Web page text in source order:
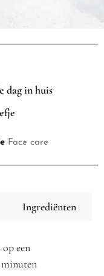
dag in huis
Face care
Ingrediënten
een
minuten